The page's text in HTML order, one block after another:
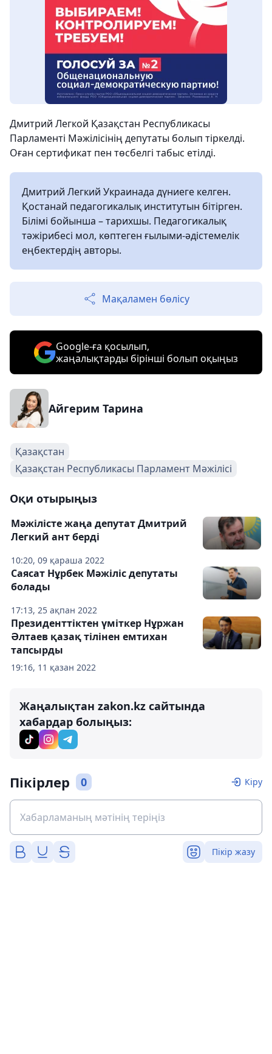
Дмитрий Легкой Қазақстан Республикасы
Парламенті Мәжілісінің депутаты болып тіркелді.
Оған сертификат пен төсбелгі табыс етілді.
Дмитрий Легкий Украинада дүниеге келген.
Қостанай педагогикалық институтын бітірген.
Білімі бойынша – тарихшы. Педагогикалық
тәжірибесі мол, көптеген ғылыми-әдістемелік
еңбектердің авторы.
Мақаламен бөлісу
Google-ға қосылып,
жаңалықтарды бірінші болып оқыңыз
Айгерим Тарина
Қазақстан
Қазақстан Республикасы Парламент Мәжілісі
Оқи отырыңыз
10:20, 09 қараша 2022
Мәжілісте жаңа депутат Дмитрий
Легкий ант берді
17:13, 25 ақпан 2022
Саясат Нұрбек Мәжіліс депутаты
болады
19:16, 11 қазан 2022
Президенттіктен үміткер Нұржан
Әлтаев қазақ тілінен емтихан
тапсырды
Жаңалықтан zakon.kz сайтында
хабардар болыңыз:
Пікірлер 0 Кіру
Пікір жазу